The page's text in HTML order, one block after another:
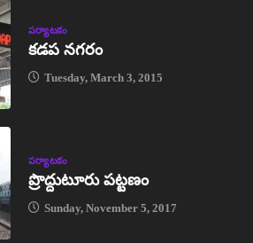
పర్యాటకం
కడప నగరం
Tuesday, March 3, 2015
పర్యాటకం
ప్రొద్దుటూరు పట్టణం
Sunday, November 5, 2017